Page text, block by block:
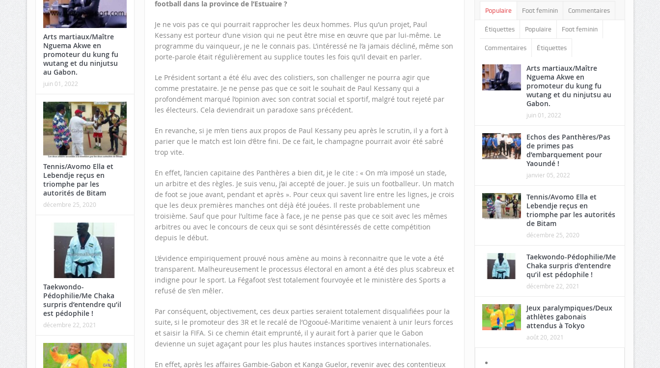
football dans la province de l’Estuaire ?
Je ne vois pas ce qui pourrait rapprocher les deux hommes. Plus qu’un projet, Paul
Kessany est porteur d’une vision qui ne peut être mise en œuvre que par lui-même. Le
programme du vainqueur, je ne le connais pas. L’intéressé ne l’a jamais décliné, même son
porte-parole était régulièrement au supplice toutes les fois qu’il devait en parler.
Le Président sortant a été élu avec des colistiers, son challenger ne pourra agir que
comme prestataire. Je ne pense pas que ce soit le souhait de Paul Kessany qui a
profondément marqué l’opinion avec son contrat social et sportif, malgré tout rejeté par
les électeurs. Cela deviendrait un paradoxe sans précédent.
En revanche, si je m’en tiens aux propos de Paul Kessany peu après le scrutin, il y a fort à
parier que le match est loin d’être fini. De ce fait, le champagne pourrait avoir été sabré
trop vite.
En effet, l’ancien capitaine des Panthères a bien dit, je le cite : « On m’a imposé un stade,
un arbitre et des règles. Je suis venu, j’ai accepté de jouer. Je suis un footballeur. Un match
de foot se joue avant, pendant et après ». Pour ceux qui savent lire entre les lignes, je crois
que les deux premières manches ont déjà été jouées. Il reste probablement une
troisième. Sauf que pour l’ultime face à face, je ne pense pas que ce soit avec les mêmes
arbitres ou avec le concours de ceux qui se sont désintéressés de cette compétition
depuis le début.
L’évidence empiriquement prouvé nous amène au moins à reconnaitre que le vote a été
transparent. Malheureusement le processus électoral en amont a été des plus scabreux et
indigne pour le sport. La Fégafoot s’est totalement fourvoyée et le ministère des Sports a
refusé de s’en mêler.
Par conséquent, objectivement, ces deux parties seraient totalement disqualifiées pour la
suite, si le promoteur des 3R et le recalé de l’Ogooué-Maritime venaient à unir leurs forces
et saisir la FIFA. Si ce chemin était emprunté, il y aurait fort à parier que le Gabon
devienne un sujet agaçant pour les plus hautes instances sportives internationales.
En effet, après les affaires Gambie-Gabon et Kanga Guelor, revenir avec des contentieux
Arts martiaux/Maître
Nguema Akwe en
promoteur du kung fu
wutang et du ninjutsu
au Gabon.
juin 01, 2022
Tennis/Avomo Ella et
Lebendje reçus en
triomphe par les
autorités de Bitam
décembre 25, 2020
Taekwondo-
Pédophilie/Me Chaka
surpris d’entendre qu’il
est pédophile !
décembre 22, 2021
Populaire Foot feminin Commentaires
Étiquettes Populaire Foot feminin
Commentaires Étiquettes
Arts martiaux/Maître
Nguema Akwe en
promoteur du kung fu
wutang et du ninjutsu au
Gabon.
juin 01, 2022
Echos des Panthères/Pas
de primes pas
d’embarquement pour
Yaoundé !
janvier 05, 2022
Tennis/Avomo Ella et
Lebendje reçus en
triomphe par les autorités
de Bitam
décembre 25, 2020
Taekwondo-Pédophilie/Me
Chaka surpris d’entendre
qu’il est pédophile !
décembre 22, 2021
Jeux paralympiques/Deux
athlètes gabonais
attendus à Tokyo
août 20, 2021